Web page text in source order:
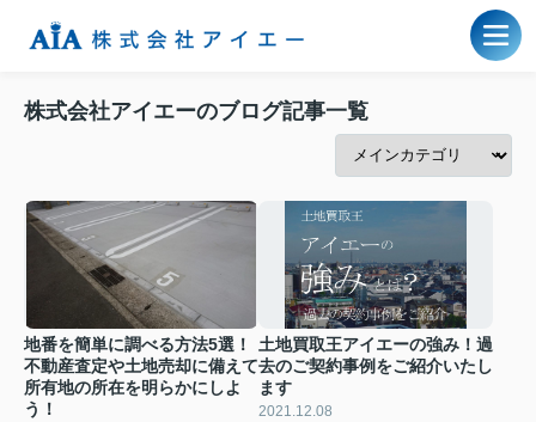
株式会社アイエーのブログ記事一覧
地番を簡単に調べる方法5選！
不動産査定や土地売却に備えて
所有地の所在を明らかにしよ
う！
土地買取王アイエーの強み！過
去のご契約事例をご紹介いたし
ます
2021.12.08